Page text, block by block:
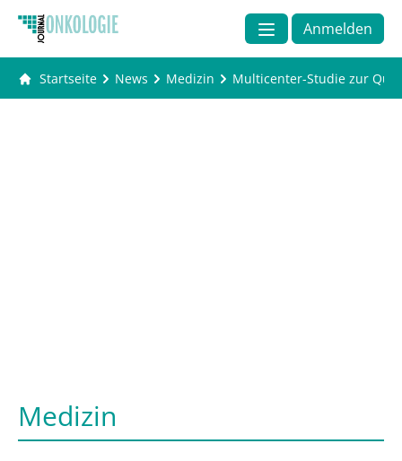
Anmelden
Startseite News Medizin Multicenter-Studie zur
Medizin